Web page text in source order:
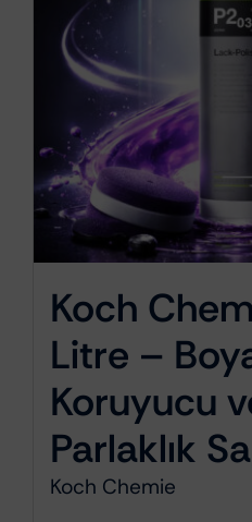
Koch
Litre –
Koruyucu
Parlaklık
Koch Chemie